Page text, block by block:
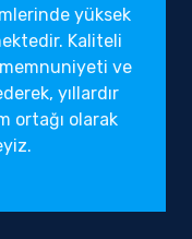
yüksek
Kaliteli
memnuniyeti ve
yıllardır
ortağı olarak